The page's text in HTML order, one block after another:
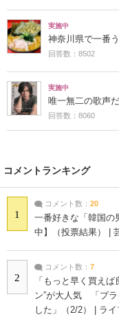
実施中
神奈川県で一番
回答数：8502
実施中
唯一無二の歌声
回答数：8060
コメントランキング
1
コメント数： 20
一番好きな「韓国の
中】（投票結果） |
2
コメント数： 7
「もっと早く買え
ン”が大人気 「プラ
した」（2/2） | ラ